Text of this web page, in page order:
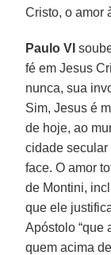
Cristo, o amor
Paulo VI
fé em Jesus
nunca, sua
Sim, Jesus é
de hoje, ao
cidade
face. O amor
de Montini,
que ele
Apóstolo “que
quem acima